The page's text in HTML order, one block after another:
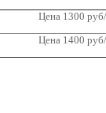
Цена 1300
Цена 1400